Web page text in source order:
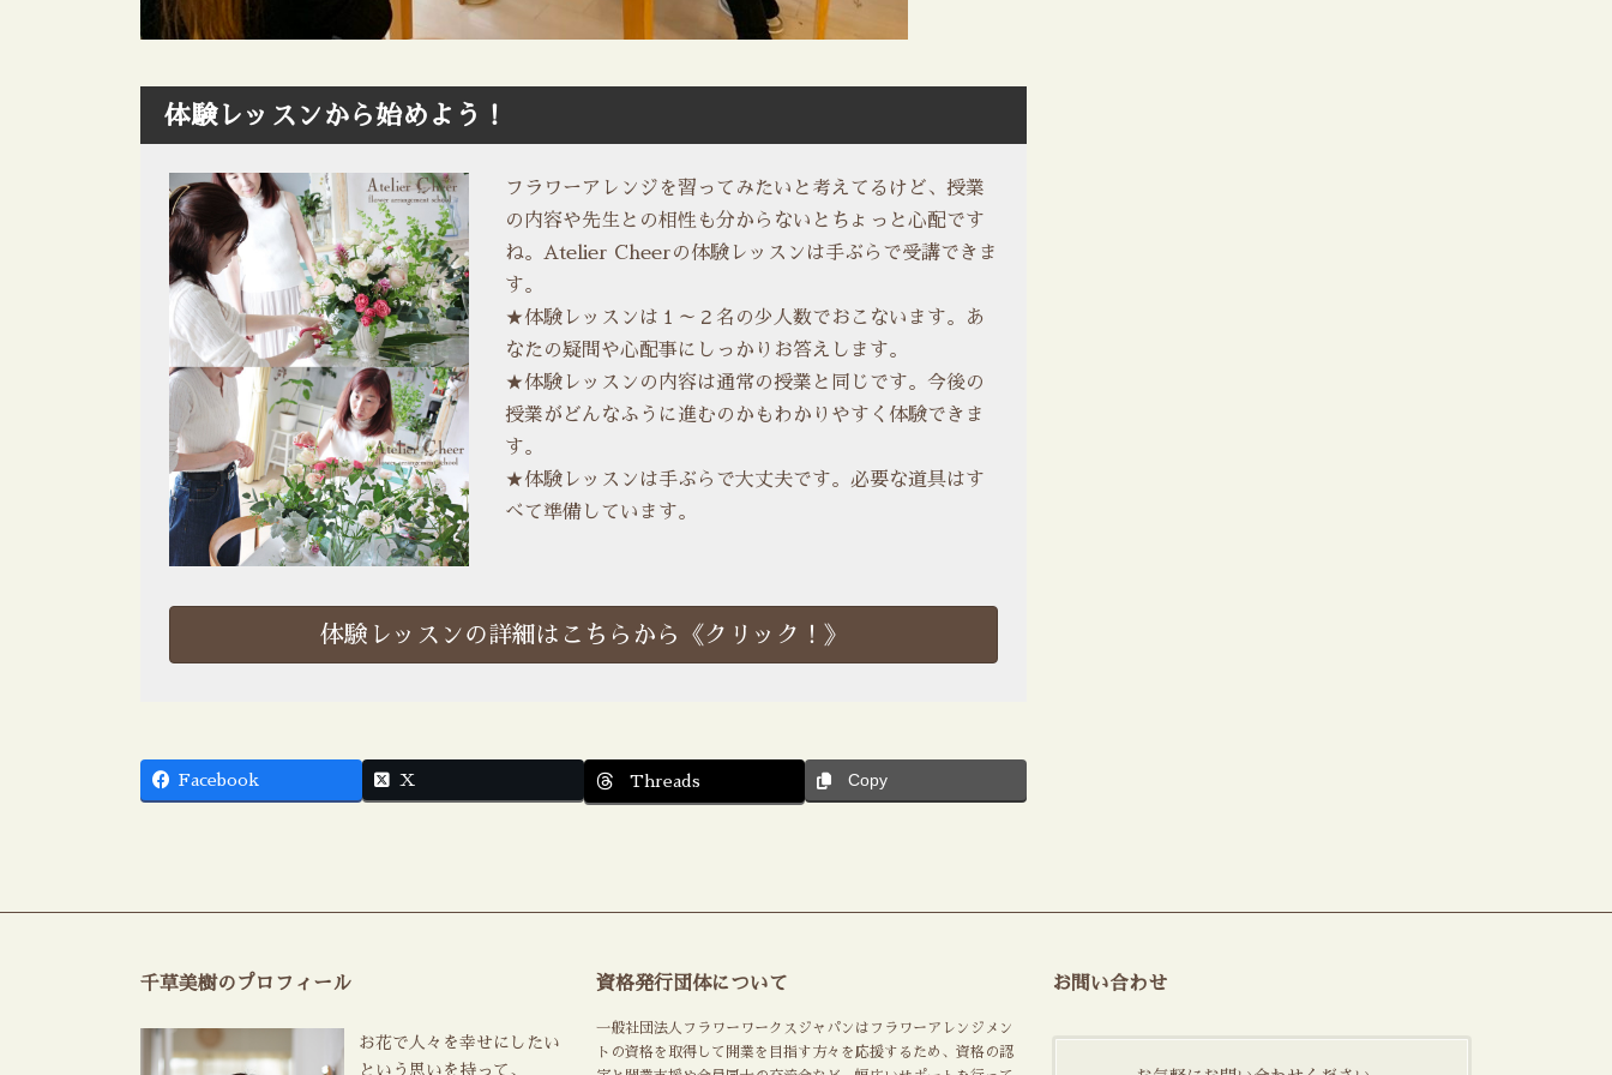
体験レッスンから始めよう！
フラワーアレンジを習ってみたいと考えてるけど、授業
の内容や先生との相性も分からないとちょっと心配です
ね。Atelier Cheerの体験レッスンは手ぶらで受講できま
す。
★体験レッスンは１～２名の少人数でおこないます。あ
なたの疑問や心配事にしっかりお答えします。
★体験レッスンの内容は通常の授業と同じです。今後の
授業がどんなふうに進むのかもわかりやすく体験できま
す。
★体験レッスンは手ぶらで大丈夫です。必要な道具はす
べて準備しています。
体験レッスンの詳細はこちらから《クリック！》
Facebook X Threads Copy
千草美樹のプロフィール
お花で人々を幸せにしたい
という思いを持って、
資格発行団体について
一般社団法人フラワーワークスジャパンはフラワーアレンジメン
トの資格を取得して開業を目指す方々を応援するため、資格の認
お問い合わせ